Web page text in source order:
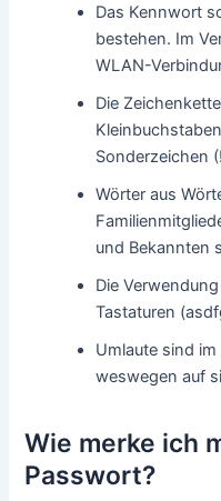
Das Kennwort
bestehen. Im
WLAN-
Die
Sonderzeichen
Wörter aus
und Bekannten
Die
Tastaturen
Umlaute sind
weswegen auf
Wie merke ich
Passwort?